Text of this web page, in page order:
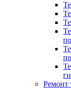
Ремонт